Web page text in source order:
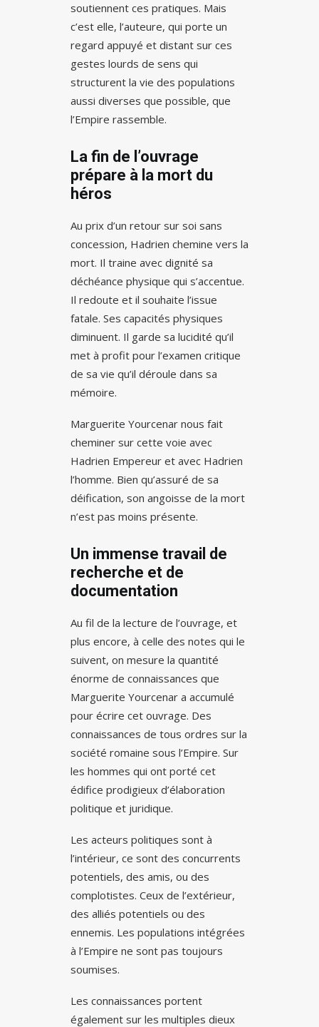
soutiennent ces pratiques. Mais
c’est elle, l’auteure, qui porte un
regard appuyé et distant sur ces
gestes lourds de sens qui
structurent la vie des populations
aussi diverses que possible, que
l’Empire rassemble.
La fin de l’ouvrage
prépare à la mort du
héros
Au prix d’un retour sur soi sans
concession, Hadrien chemine vers la
mort. Il traine avec dignité sa
déchéance physique qui s’accentue.
Il redoute et il souhaite l’issue
fatale. Ses capacités physiques
diminuent. Il garde sa lucidité qu’il
met à profit pour l’examen critique
de sa vie qu’il déroule dans sa
mémoire.
Marguerite Yourcenar nous fait
cheminer sur cette voie avec
Hadrien Empereur et avec Hadrien
l’homme. Bien qu’assuré de sa
déification, son angoisse de la mort
n’est pas moins présente.
Un immense travail de
recherche et de
documentation
Au fil de la lecture de l’ouvrage, et
plus encore, à celle des notes qui le
suivent, on mesure la quantité
énorme de connaissances que
Marguerite Yourcenar a accumulé
pour écrire cet ouvrage. Des
connaissances de tous ordres sur la
société romaine sous l’Empire. Sur
les hommes qui ont porté cet
édifice prodigieux d’élaboration
politique et juridique.
Les acteurs politiques sont à
l’intérieur, ce sont des concurrents
potentiels, des amis, ou des
complotistes. Ceux de l’extérieur,
des alliés potentiels ou des
ennemis. Les populations intégrées
à l’Empire ne sont pas toujours
soumises.
Les connaissances portent
également sur les multiples dieux